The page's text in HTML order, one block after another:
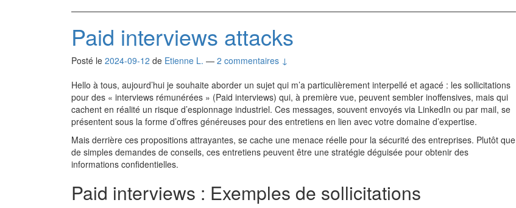
Paid interviews attacks
Posté le 2024-09-12 de Etienne L. — 2 commentaires ↓
Hello à tous, aujourd’hui je souhaite aborder un sujet qui m’a particulièrement interpellé et agacé : les sollicitations
pour des « interviews rémunérées » (Paid interviews) qui, à première vue, peuvent sembler inoffensives, mais qui
cachent en réalité un risque d’espionnage industriel. Ces messages, souvent envoyés via LinkedIn ou par mail, se
présentent sous la forme d’offres généreuses pour des entretiens en lien avec votre domaine d’expertise.
Mais derrière ces propositions attrayantes, se cache une menace réelle pour la sécurité des entreprises. Plutôt que
de simples demandes de conseils, ces entretiens peuvent être une stratégie déguisée pour obtenir des
informations confidentielles.
Paid interviews : Exemples de sollicitations